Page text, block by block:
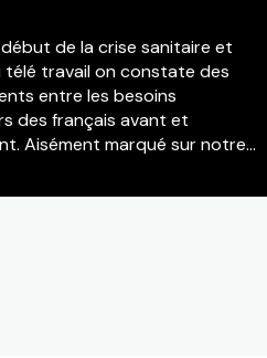
de la crise sanitaire et
télé travail on constate des
entre les besoins
des français avant et
Aisément marqué sur notre
de Fréjus, il ressort de nos
LIRE CETTE ACTU